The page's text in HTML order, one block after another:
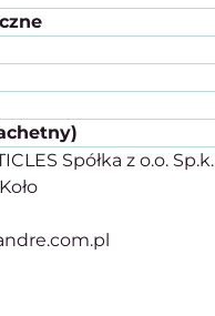
Spółka z o.o. Sp.k.